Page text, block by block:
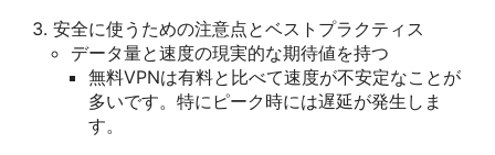
安全に使うための注意点とベストプラクティス
データ量と速度の現実的な期待値を持つ
無料VPNは有料と比べて速度が不安定なことが
多いです。特にピーク時には遅延が発生しま
す。